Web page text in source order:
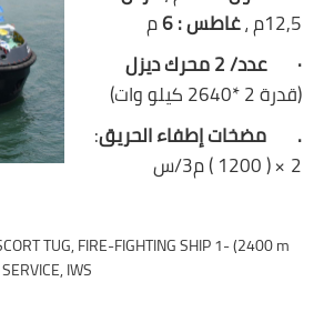
12,5م ،
غاطس : 6 م
·
عدد/ 2 محرك ديزل
(قدرة 2 *2640 كيلو وات)
. مضخات إطفاء الحريق:
2 × ( 1200 ) م3/س
TUG, FIRE-FIGHTING SHIP 1- (2400 m
IWS